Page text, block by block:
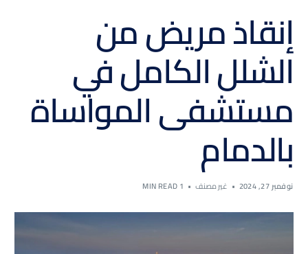
تصحيح الجنف واعوجاج العمود الفقري
إنقاذ مريض من
الشلل الكامل في
مستشفى المواساة
بالدمام
نوفمبر 27, 2024 غير مصنف 1 MIN READ